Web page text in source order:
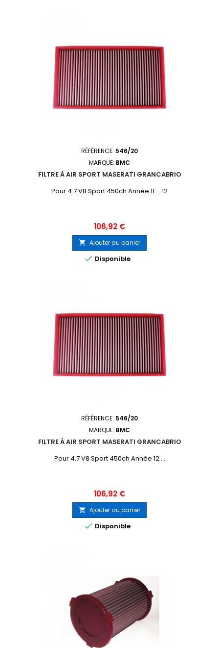
RÉFÉRENCE: 546/20
MARQUE: BMC
FILTRE À AIR SPORT MASERATI GRANCABRIO
Pour 4.7 V8 Sport 450ch Année 11 ... 12
Prix
106,92 €
 Ajouter au panier
 Disponible
RÉFÉRENCE: 546/20
MARQUE: BMC
FILTRE À AIR SPORT MASERATI GRANCABRIO
Pour 4.7 V8 Sport 450ch Année 12 ...
Prix
106,92 €
 Ajouter au panier
 Disponible